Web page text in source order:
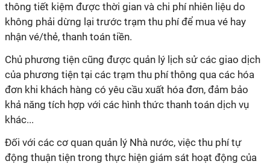
thông tiết kiệm được thời gian và chi phí nhiên liệu do
không phải dừng lại trước trạm thu phí để mua vé hay
nhận vé/thẻ, thanh toán tiền.
Chủ phương tiện cũng được quản lý lịch sử các giao dịch
của phương tiện tại các trạm thu phí thông qua các hóa
đơn khi khách hàng có yêu cầu xuất hóa đơn, đảm bảo
khả năng tích hợp với các hình thức thanh toán dịch vụ
khác...
Đối với các cơ quan quản lý Nhà nước, việc thu phí tự
động thuận tiện trong thực hiện giám sát hoạt động của